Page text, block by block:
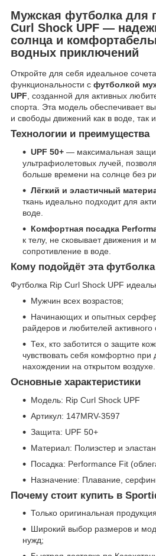
Мужская футболка для
Curl Shock UPF —
солнца и
водных приключений
Откройте для себя идеальное
функциональности с футболкой
UPF, созданной для активных
спорта. Эта модель обеспечивает
и свободы движений как в воде, так
Технологии и преимущества
UPF 50+ — максимальная
ультрафиолетовых лучей,
больше времени на солнце без
Лёгкий и эластичный
ткань идеально подходит для
воде.
Комфортная посадка
к телу, не сковывает движения и
сопротивление в воде.
Кому подойдёт эта футболка
Футболка Rip Curl Shock UPF
Мужчин всех возрастов;
Начинающих и опытных
райдеров и любителей
Тех, кто заботится о защите
чувствовать себя комфортно при
нахождении на открытом воздухе.
Основные характеристики
Модель: Rip Curl Shock UPF
Артикул: 147MRV-3597
Защита: UPF 50+
Материал: Полиэстер и эластан
Посадка: Performance Fit
Назначение: Плавание,
Почему стоит купить в
Только оригинальная
Широкий выбор размеров и
нужд;